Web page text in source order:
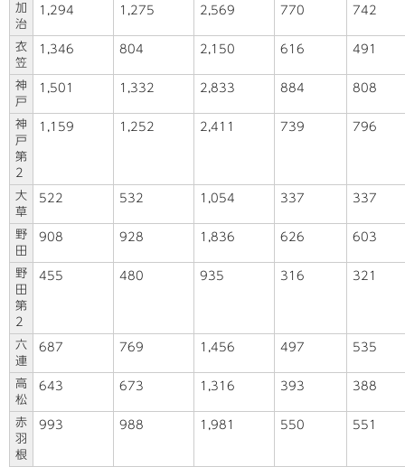
加
治
1,294 1,275 2,569 770 742
衣
笠
1,346 804 2,150 616 491
神
戸
1,501 1,332 2,833 884 808
神
戸
第
2
1,159 1,252 2,411 739 796
大
草
522 532 1,054 337 337
野
田
908 928 1,836 626 603
野
田
第
2
455 480 935 316 321
六
連
687 769 1,456 497 535
高
松
643 673 1,316 393 388
赤
羽
根
993 988 1,981 550 551